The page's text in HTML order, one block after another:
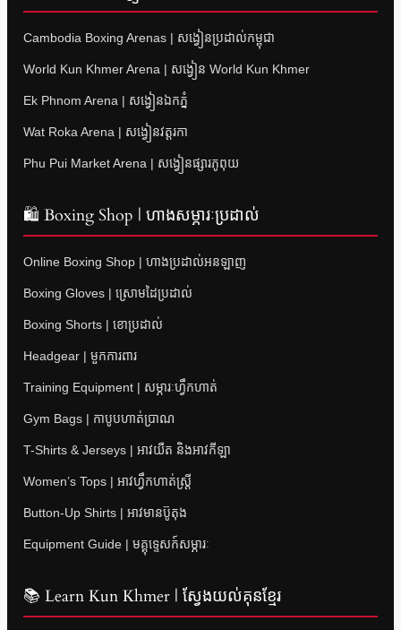
Cambodia Boxing Arenas | សង្វៀនប្រដាល់កម្ពុជា
World Kun Khmer Arena | សង្វៀន World Kun Khmer
Ek Phnom Arena | សង្វៀនឯកភ្នំ
Wat Roka Arena | សង្វៀនវត្តរកា
Phu Pui Market Arena | សង្វៀនផ្សារភូពុយ
🛍 Boxing Shop | ហាងសម្ភារៈប្រដាល់
Online Boxing Shop | ហាងប្រដាល់អនឡាញ
Boxing Gloves | ស្រោមដៃប្រដាល់
Boxing Shorts | ខោប្រដាល់
Headgear | មួកការពារ
Training Equipment | សម្ភារៈហ្វឹកហាត់
Gym Bags | កាបូបហាត់ប្រាណ
T-Shirts & Jerseys | អាវយឺត និងអាវកីឡា
Women’s Tops | អាវហ្វឹកហាត់ស្ត្រី
Button-Up Shirts | អាវមានប៊ូតុង
Equipment Guide | មគ្គុទ្ទេសក៍សម្ភារៈ
📚 Learn Kun Khmer | ស្វែងយល់គុនខ្មែរ